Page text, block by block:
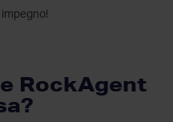
RockAgent